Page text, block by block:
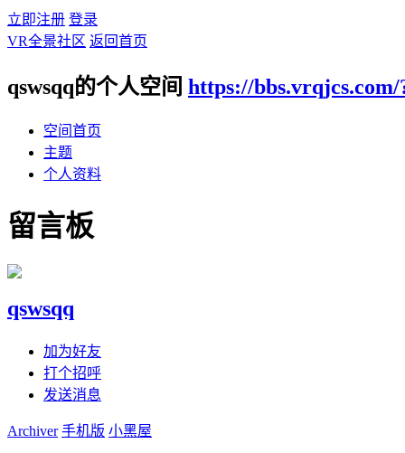
立即注册 登录
VR全景社区 返回首页
qswsqq的个人空间 https://bbs.vrqjcs.com/
空间首页
主题
个人资料
留言板
qswsqq
加为好友
打个招呼
发送消息
Archiver 手机版 小黑屋